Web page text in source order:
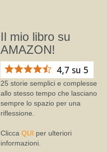
Il mio libro su
AMAZON!
25 storie semplici e complesse
allo stesso tempo che lasciano
sempre lo spazio per una
riflessione.
Clicca QUI per ulteriori
informazioni.